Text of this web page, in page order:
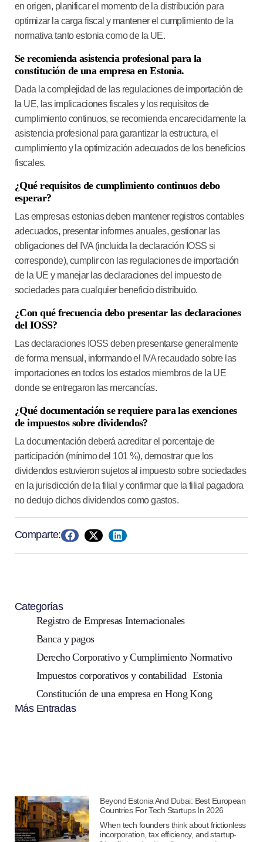
en origen, planificar el momento de la distribución para
optimizar la carga fiscal y mantener el cumplimiento de la
normativa tanto estonia como de la UE.
Se recomienda asistencia profesional para la
constitución de una empresa en Estonia.
Dada la complejidad de las regulaciones de importación de
la UE, las implicaciones fiscales y los requisitos de
cumplimiento continuos, se recomienda encarecidamente la
asistencia profesional para garantizar la estructura, el
cumplimiento y la optimización adecuados de los beneficios
fiscales.
¿Qué requisitos de cumplimiento continuos debo
esperar?
Las empresas estonias deben mantener registros contables
adecuados, presentar informes anuales, gestionar las
obligaciones del IVA (incluida la declaración IOSS si
corresponde), cumplir con las regulaciones de importación
de la UE y manejar las declaraciones del impuesto de
sociedades para cualquier beneficio distribuido.
¿Con qué frecuencia debo presentar las declaraciones
del IOSS?
Las declaraciones IOSS deben presentarse generalmente
de forma mensual, informando el IVA recaudado sobre las
importaciones en todos los estados miembros de la UE
donde se entregaron las mercancías.
¿Qué documentación se requiere para las exenciones
de impuestos sobre dividendos?
La documentación deberá acreditar el porcentaje de
participación (mínimo del 101 %), demostrar que los
dividendos estuvieron sujetos al impuesto sobre sociedades
en la jurisdicción de la filial y confirmar que la filial pagadora
no dedujo dichos dividendos como gastos.
Comparte:
Categorías
Registro de Empresas Internacionales
Banca y pagos
Derecho Corporativo y Cumplimiento Normativo
Impuestos corporativos y contabilidad Estonia
Constitución de una empresa en Hong Kong
Más Entradas
Beyond Estonia And Dubai: Best European
Countries For Tech Startups In 2026
When tech founders think about frictionless
incorporation, tax efficiency, and startup-